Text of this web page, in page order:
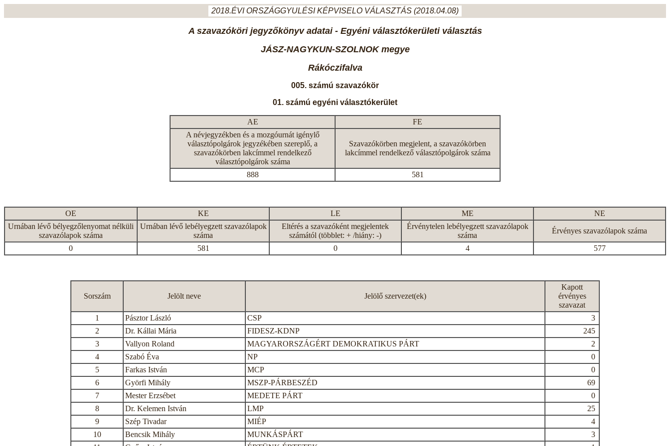
2018.ÉVI ORSZÁGGYULÉSI KÉPVISELO VÁLASZTÁS (2018.04.08)
A szavazóköri jegyzőkönyv adatai - Egyéni választókerületi választás
JÁSZ-NAGYKUN-SZOLNOK megye
Rákóczifalva
005. számú szavazókör
01. számú egyéni választókerület
AE
FE
A névjegyzékben és a mozgóurnát igénylő
választópolgárok jegyzékében szereplő, a
szavazókörben lakcímmel rendelkező
választópolgárok száma
Szavazókörben megjelent, a szavazókörben
lakcímmel rendelkező választópolgárok száma
888 581
OE KE LE ME
NE
Urnában lévő bélyegzőlenyomat nélküli
szavazólapok száma
Urnában lévő lebélyegzett szavazólapok
száma
Eltérés a szavazóként megjelentek
számától (többlet: + /hiány: -)
Érvénytelen lebélyegzett szavazólapok
száma
Érvényes szavazólapok száma
0 581 0 4 577
Sorszám Jelölt neve Jelölő szervezet(ek)
Kapott
érvényes
szavazat
1
Pásztor László CSP
3
2
Dr. Kállai Mária FIDESZ-KDNP
245
3
Vallyon Roland MAGYARORSZÁGÉRT DEMOKRATIKUS PÁRT
2
4
Szabó Éva NP
0
5
Farkas István MCP
0
6
Györfi Mihály MSZP-PÁRBESZÉD
69
7
Mester Erzsébet MEDETE PÁRT
0
8
Dr. Kelemen István LMP
25
9
Szép Tivadar MIÉP
4
10
Bencsik Mihály MUNKÁSPÁRT
3